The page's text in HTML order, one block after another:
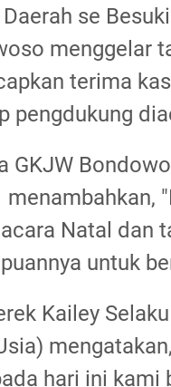
se
menggelar
terima
pengdukung
GKJW
menambahkan,
Natal dan
untuk
Kailey
hari ini